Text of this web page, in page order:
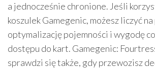
a jednocześnie chronione. Jeśli
koszulek Gamegenic, możesz liczyć na
optymalizację pojemności i wygodę
dostępu do kart. Gamegenic:
sprawdzi się także, gdy przewozisz